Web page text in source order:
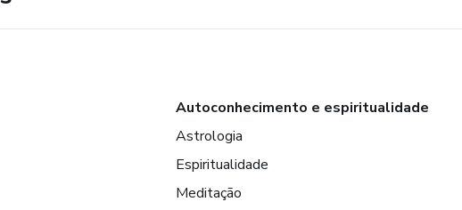
Autoconhecimento e espiritualidade
Astrologia
Espiritualidade
Meditação